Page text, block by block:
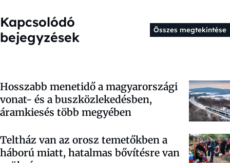
Kapcsolódó
bejegyzések
Összes megtekintése
Hosszabb menetidő a magyarországi
vonat- és a buszközlekedésben,
áramkiesés több megyében
Teltház van az orosz temetőkben a
háború miatt, hatalmas bővítésre van